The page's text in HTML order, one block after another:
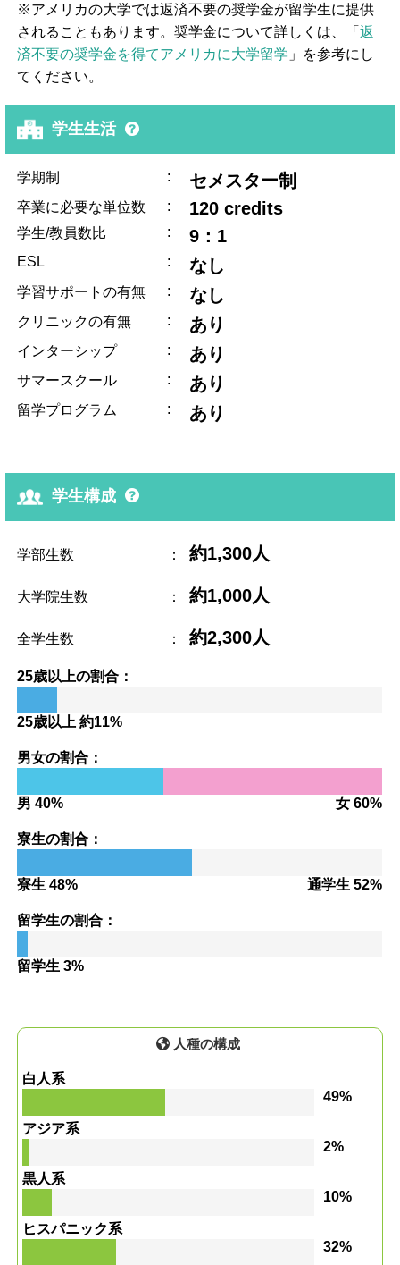
※アメリカの大学では返済不要の奨学金が留学生に提供
されることもあります。奨学金について詳しくは、「返
済不要の奨学金を得てアメリカに大学留学 」を参考にし
てください。
学生生活
学期制 : セメスター制
卒業に必要な単位数 : 120 credits
学生/教員数比 : 9：1
ESL : なし
学習サポートの有無 : なし
クリニックの有無 : あり
インターシップ : あり
サマースクール : あり
留学プログラム : あり
学生構成
学部生数 ： 約1,300人
大学院生数 ： 約1,000人
全学生数 ： 約2,300人
25歳以上の割合：
25歳以上 約11%
男女の割合：
男 40% 女 60%
寮生の割合：
寮生 48% 通学生 52%
留学生の割合：
留学生 3%
人種の構成
白人系
49%
アジア系
2%
黒人系
10%
ヒスパニック系
32%